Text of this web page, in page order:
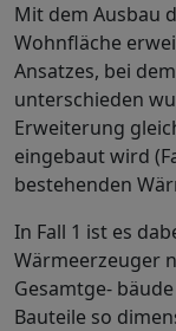
Mit dem Ausbau
Wohnfläche
Ansatzes, bei
unterschieden
Erweiterung
eingebaut wird
bestehenden
In Fall 1 ist es
Wärmeerzeuger
Gesamtge-
Bauteile so